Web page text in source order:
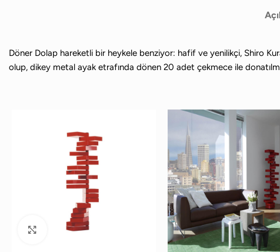
Döner Dolap hareketli bir heykele benziyor: hafif ve yenilikçi, Shiro
olup, dikey metal ayak etrafında dönen 20 adet çekmece ile
Büyütmek için tıklayın